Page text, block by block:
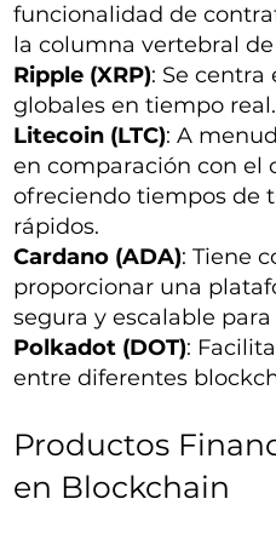
funcionalidad de
la columna vertebral
Ripple (XRP): Se
globales en tiempo real.
Litecoin (LTC): A
en comparación con el
ofreciendo tiempos de
rápidos.
Cardano (ADA): Tiene
proporcionar una
segura y escalable
Polkadot (DOT):
entre diferentes
Productos
en Blockchain